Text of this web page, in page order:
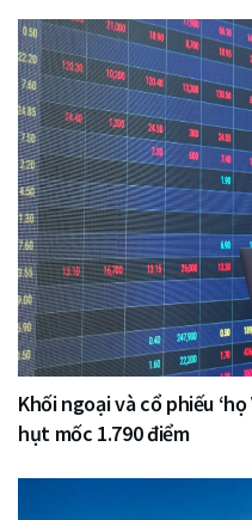
Khối ngoại và cổ phiếu
hụt mốc 1.790 điểm